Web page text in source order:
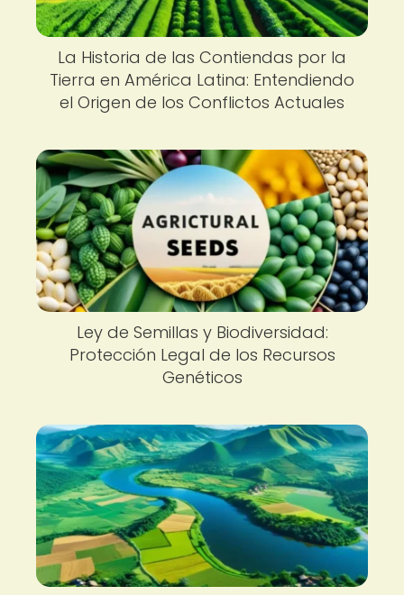
La Historia de las Contiendas por la
Tierra en América Latina: Entendiendo
el Origen de los Conflictos Actuales
Ley de Semillas y Biodiversidad:
Protección Legal de los Recursos
Genéticos